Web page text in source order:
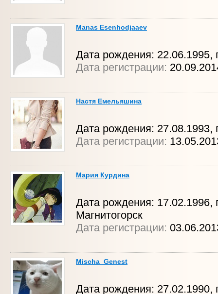
Manas Esenhodjaaev
Дата рождения: 22.06.1995,
Дата регистрации:
Настя Емельяшина
Дата рождения: 27.08.1993,
Дата регистрации:
Мария Курдина
Дата рождения: 17.02.1996,
Магнитогорск
Дата регистрации:
Mischa_Genest
Дата рождения: 27.02.1990,